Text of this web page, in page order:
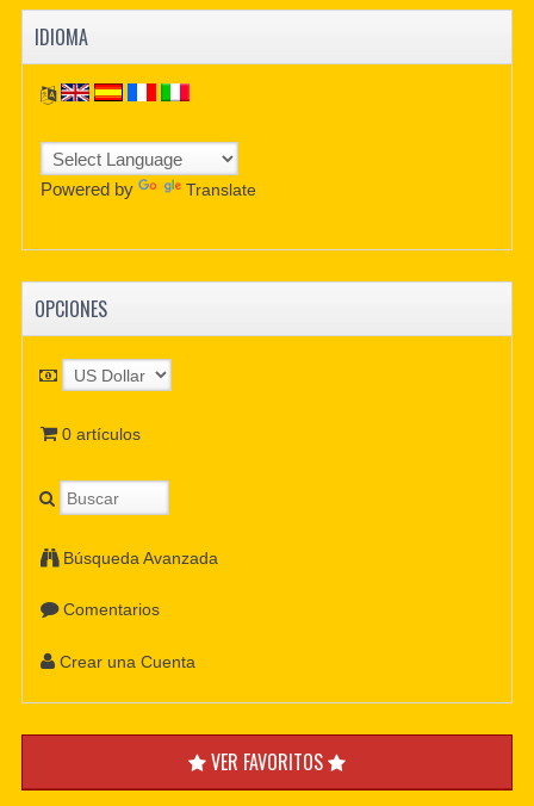
IDIOMA
Powered by Translate
OPCIONES
0 artículos
Búsqueda Avanzada
Comentarios
Crear una Cuenta
VER FAVORITOS